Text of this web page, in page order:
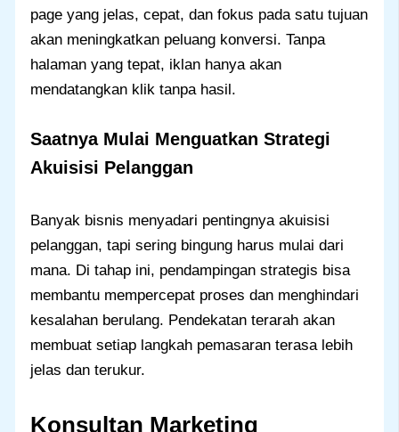
page yang jelas, cepat, dan fokus pada satu tujuan
akan meningkatkan peluang konversi. Tanpa
halaman yang tepat, iklan hanya akan
mendatangkan klik tanpa hasil.
Saatnya Mulai Menguatkan Strategi
Akuisisi Pelanggan
Banyak bisnis menyadari pentingnya akuisisi
pelanggan, tapi sering bingung harus mulai dari
mana. Di tahap ini, pendampingan strategis bisa
membantu mempercepat proses dan menghindari
kesalahan berulang. Pendekatan terarah akan
membuat setiap langkah pemasaran terasa lebih
jelas dan terukur.
Konsultan Marketing